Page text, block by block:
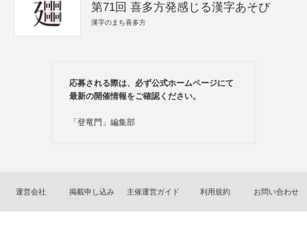
第71回 喜多方発感じる漢字あそび
漢字のまち喜多方
応募される際は、必ず公式ホームページにて
最新の開催情報をご確認ください。
「登竜門」編集部
運営会社 掲載申し込み 主催運営ガイド 利用規約 お問い合わせ